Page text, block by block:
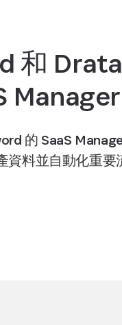
和
Manager
的 SaaS
資料並自動化重要